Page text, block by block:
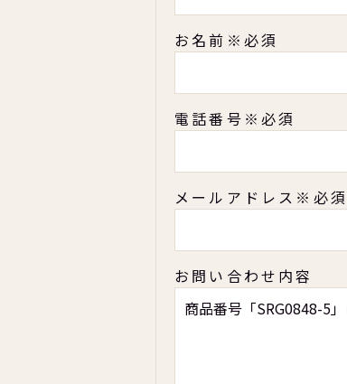
お名前 ※必須
電話番号 ※必須
メールアドレス ※必須
お問い合わせ内容